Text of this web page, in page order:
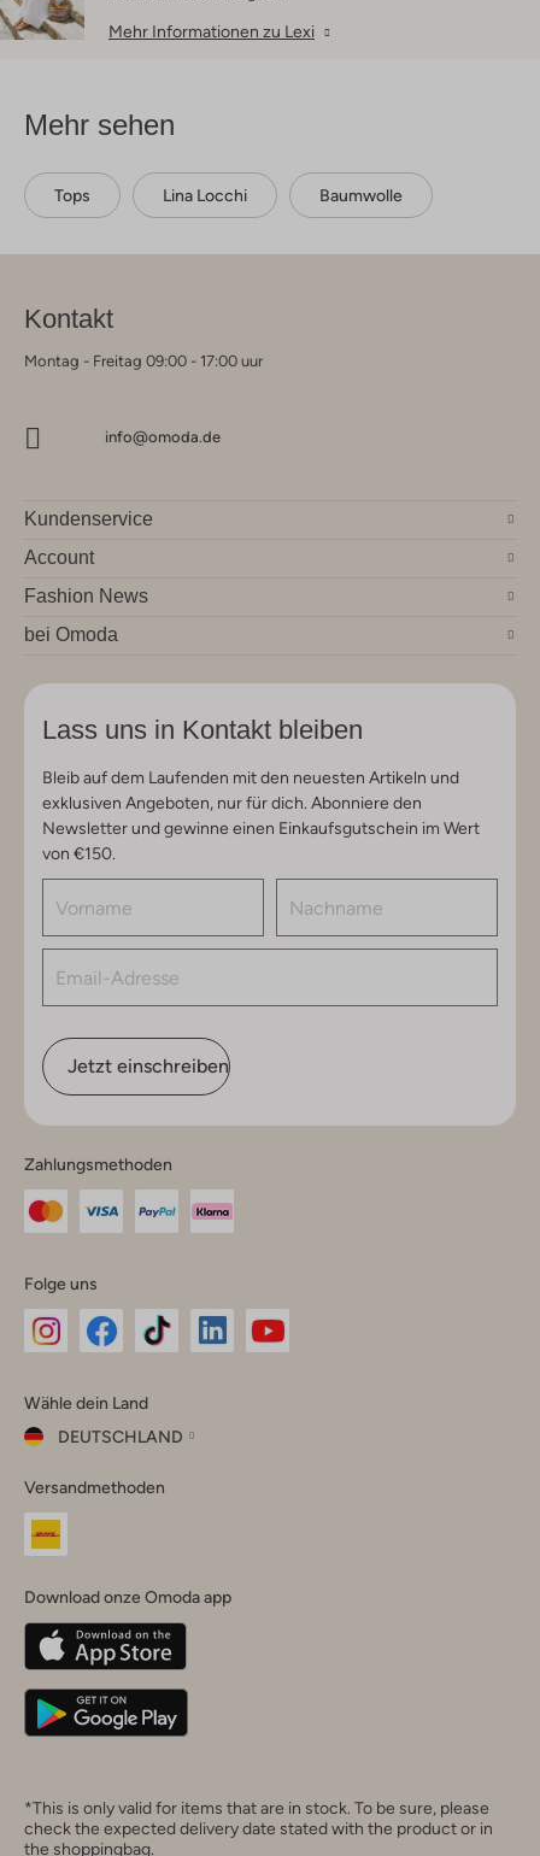
Mehr Informationen zu Lexi
Mehr sehen
Tops Lina Locchi Baumwolle
Kontakt
Montag - Freitag 09:00 - 17:00 uur
info@omoda.de
Kundenservice
Account
Fashion News
bei Omoda
Lass uns in Kontakt bleiben
Bleib auf dem Laufenden mit den neuesten Artikeln und
exklusiven Angeboten, nur für dich. Abonniere den
Newsletter und gewinne einen Einkaufsgutschein im Wert
von €150.
Jetzt einschreiben
Zahlungsmethoden
Folge uns
Instagram
Facebook
TikTok
Wähle dein Land
DEUTSCHLAND
dein
Land
Belgique(Français)
Deutschland
Versandmethoden
Download onze Omoda app
*This is only valid for items that are in stock. To be sure, please
check the expected delivery date stated with the product or in
the shoppingbag.